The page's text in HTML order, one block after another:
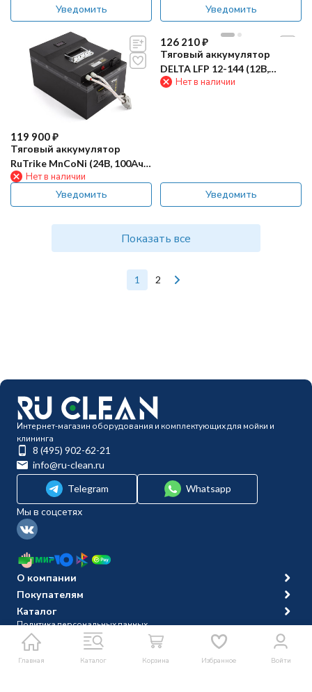
Уведомить Уведомить
119 900₽
Тяговый аккумулятор
RuTrike MnCoNi (24В, 100Ач,
Li) Нет в наличии
Уведомить
126 210₽
Тяговый аккумулятор
DELTA LFP 12-144 (12В,
144Ач, Li-ion)
Нет в наличии
Уведомить
Показать все
1 2
Главная Каталог Корзина Избранное Войти
Интернет-магазин оборудования и комплектующих для мойки и
клининга
8 (495) 902-62-21
info@ru-clean.ru
Telegram
Whatsapp
Мы в соцсетях
О компании
Покупателям
Каталог
Политика персональных данных
© 2014-2026 Ru-clean